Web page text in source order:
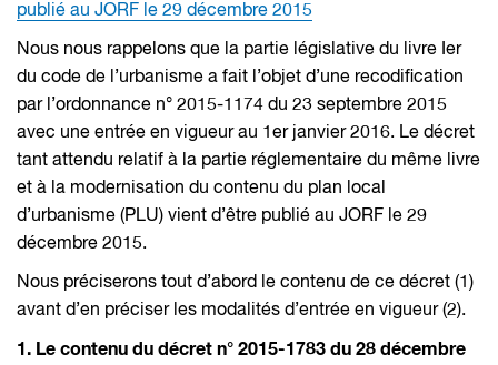
publié au JORF le 29 décembre 2015
Nous nous rappelons que la partie législative du livre Ier
du code de l’urbanisme a fait l’objet d’une recodification
par l’ordonnance n° 2015-1174 du 23 septembre 2015
avec une entrée en vigueur au 1er janvier 2016. Le décret
tant attendu relatif à la partie réglementaire du même livre
et à la modernisation du contenu du plan local
d’urbanisme (PLU) vient d’être publié au JORF le 29
décembre 2015.
Nous préciserons tout d’abord le contenu de ce décret (1)
avant d’en préciser les modalités d’entrée en vigueur (2).
1. Le contenu du décret n° 2015-1783 du 28 décembre